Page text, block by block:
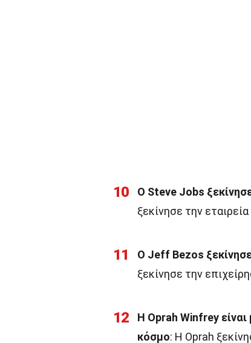
10 Ο Steve Jobs
ξεκίνησε την
11 Ο Jeff Bezos
ξεκίνησε την
12
Η Oprah Winfrey
κόσμο: Η Oprah